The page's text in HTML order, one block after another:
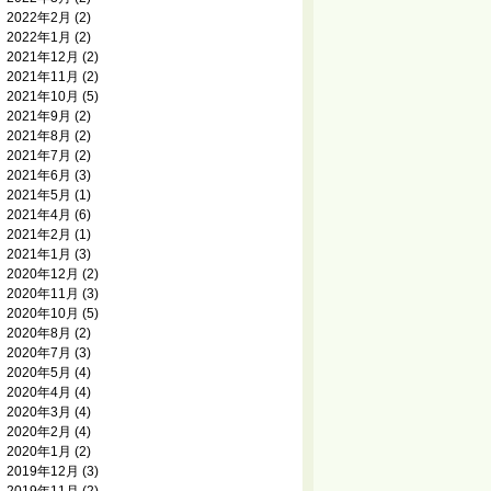
2022年2月 (2)
2022年1月 (2)
2021年12月 (2)
2021年11月 (2)
2021年10月 (5)
2021年9月 (2)
2021年8月 (2)
2021年7月 (2)
2021年6月 (3)
2021年5月 (1)
2021年4月 (6)
2021年2月 (1)
2021年1月 (3)
2020年12月 (2)
2020年11月 (3)
2020年10月 (5)
2020年8月 (2)
2020年7月 (3)
2020年5月 (4)
2020年4月 (4)
2020年3月 (4)
2020年2月 (4)
2020年1月 (2)
2019年12月 (3)